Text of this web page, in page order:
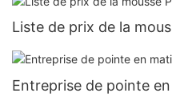
Liste de prix de la
Entreprise de pointe